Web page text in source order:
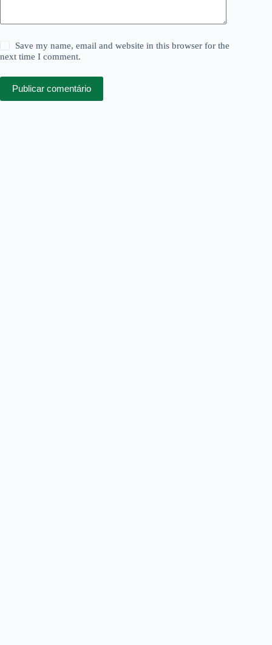
Save my name, email and website in this browser for the
next time I comment.
Publicar comentário